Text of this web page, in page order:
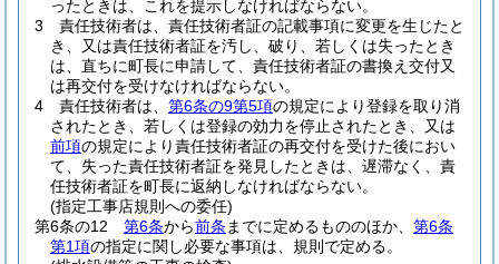
ったときは、これを提示しなければならない。
3
責任技術者は、責任技術者証の記載事項に変更を生じたと
き、又は責任技術者証を汚し、破り、若しくは失ったとき
は、直ちに町長に申請して、責任技術者証の書換え交付又
は再交付を受けなければならない。
4
責任技術者は、 第6条の9第5項の規定により登録を取り消
されたとき、若しくは登録の効力を停止されたとき、又は
前項の規定により責任技術者証の再交付を受けた後におい
て、失った責任技術者証を発見したときは、遅滞なく、責
任技術者証を町長に返納しなければならない。
(指定工事店規則への委任)
第6条の12
第6条から前条 までに定めるもののほか、 第6条
第1項の指定に関し必要な事項は、規則で定める。